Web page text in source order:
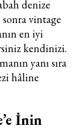
denize
sonra vintage
en iyi
kendinizi.
yanı sıra
hâline
İnin